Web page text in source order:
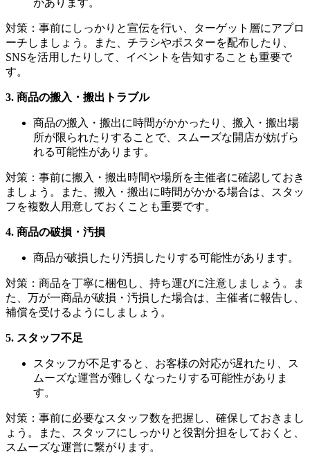
があります。
対策：事前にしっかりと宣伝を行い、ターゲット層にアプロ
ーチしましょう。また、チラシやポスターを配布したり、
SNSを活用したりして、イベントを告知することも重要で
す。
3. 商品の搬入・搬出トラブル
商品の搬入・搬出に時間がかかったり、搬入・搬出場
所が限られたりすることで、スムーズな開店が妨げら
れる可能性があります。
対策：事前に搬入・搬出時間や場所を主催者に確認しておき
ましょう。また、搬入・搬出に時間がかかる場合は、スタッ
フを複数人用意しておくことも重要です。
4. 商品の破損・汚損
商品が破損したり汚損したりする可能性があります。
対策：商品を丁寧に梱包し、持ち運びに注意しましょう。ま
た、万が一商品が破損・汚損した場合は、主催者に報告し、
補償を受けるようにしましょう。
5. スタッフ不足
スタッフが不足すると、お客様の対応が遅れたり、ス
ムーズな運営が難しくなったりする可能性がありま
す。
対策：事前に必要なスタッフ数を把握し、確保しておきまし
ょう。また、スタッフにしっかりと役割分担をしておくと、
スムーズな運営に繋がります。